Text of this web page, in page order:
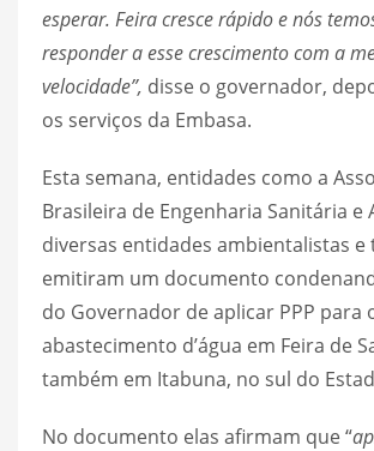
esperar. Feira cresce rápido e nós
responder a esse crescimento com a
velocidade”, disse o governador,
os serviços da Embasa.
Esta semana, entidades como a
Brasileira de Engenharia Sanitária e
diversas entidades ambientalistas e
emitiram um documento
do Governador de aplicar PPP para
abastecimento d’água em Feira de
também em Itabuna, no sul do
No documento elas afirmam que “